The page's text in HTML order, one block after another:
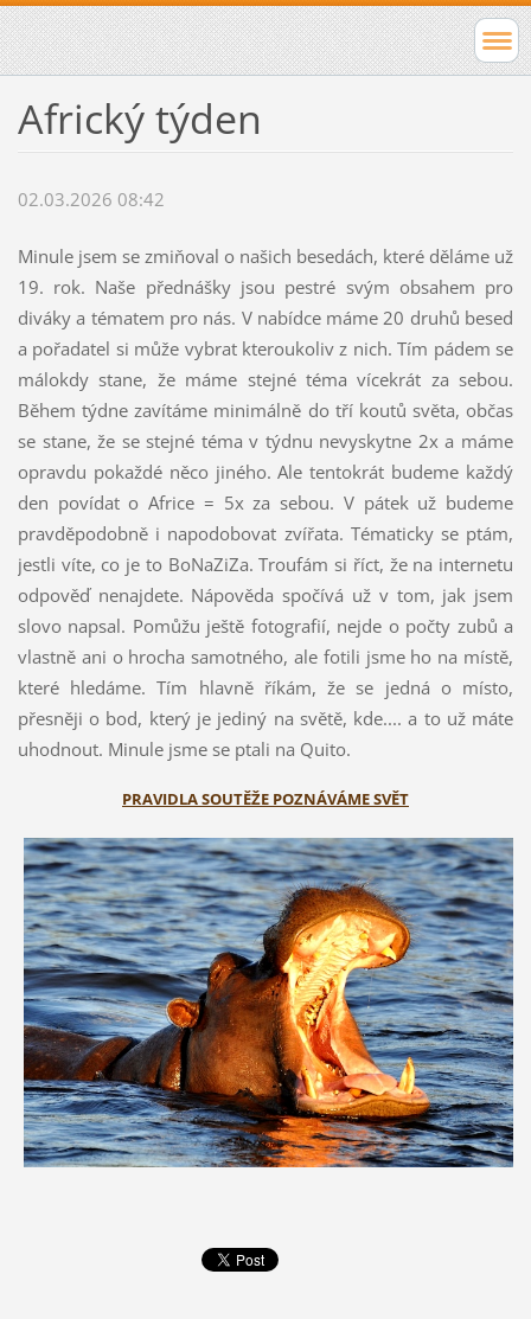
Africký týden
02.03.2026 08:42
Minule jsem se zmiňoval o našich besedách, které děláme už
19. rok. Naše přednášky jsou pestré svým obsahem pro
diváky a tématem pro nás. V nabídce máme 20 druhů besed
a pořadatel si může vybrat kteroukoliv z nich. Tím pádem se
málokdy stane, že máme stejné téma vícekrát za sebou.
Během týdne zavítáme minimálně do tří koutů světa, občas
se stane, že se stejné téma v týdnu nevyskytne 2x a máme
opravdu pokaždé něco jiného. Ale tentokrát budeme každý
den povídat o Africe = 5x za sebou. V pátek už budeme
pravděpodobně i napodobovat zvířata. Tématicky se ptám,
jestli víte, co je to BoNaZiZa. Troufám si říct, že na internetu
odpověď nenajdete. Nápověda spočívá už v tom, jak jsem
slovo napsal. Pomůžu ještě fotografií, nejde o počty zubů a
vlastně ani o hrocha samotného, ale fotili jsme ho na místě,
které hledáme. Tím hlavně říkám, že se jedná o místo,
přesněji o bod, který je jediný na světě, kde.... a to už máte
uhodnout. Minule jsme se ptali na Quito.
PRAVIDLA SOUTĚŽE POZNÁVÁME SVĚT